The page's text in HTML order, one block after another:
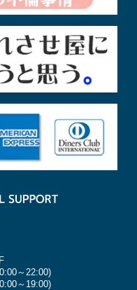
～22:00)
～19:00)